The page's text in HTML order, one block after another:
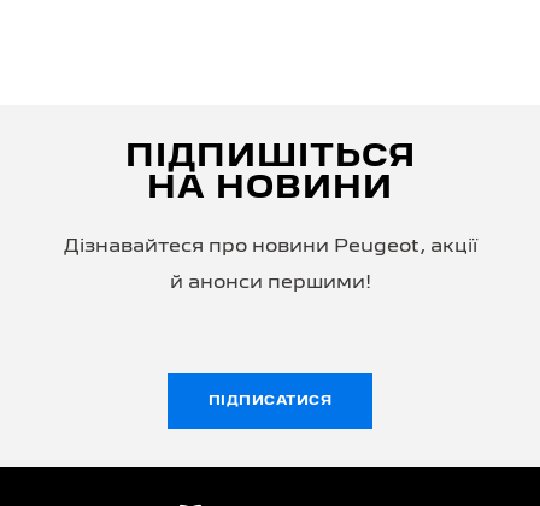
ПІДПИШІТЬСЯ
НА НОВИНИ
Дізнавайтеся про новини Peugeot, акції
й анонси першими!
ПІДПИСАТИСЯ